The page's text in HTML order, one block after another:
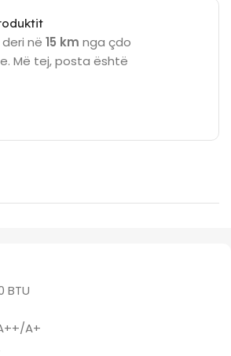
në 15 km nga çdo
Më tej, posta është
BTU
A+